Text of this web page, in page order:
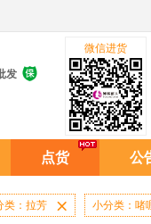
发 
微信进货
点货 公
类：拉芳  小分类：啫